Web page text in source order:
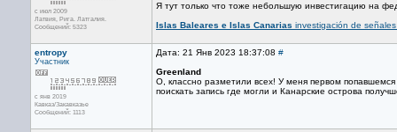
с июл 2009
Латвия, Рига. Латгалия.
Сообщений: 5323
Я тут только что тоже небольшую инвестигацию на
Islas Baleares e Islas Canarias investigación de
entropy
Участник
с янв 2019
Кавказ/Закавказье
Сообщений: 1113
Дата: 21 Янв 2023 18:37:08 #
Greenland
О, классно разметили всех! У меня первом
поискать запись где могли и Канарские острова